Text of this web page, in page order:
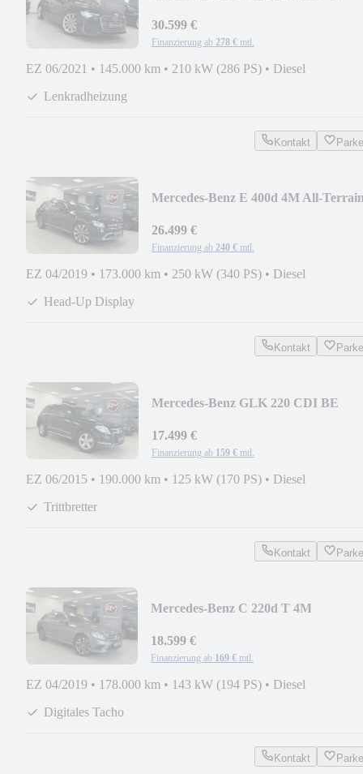
30.599 €
Finanzierung ab 278 € mtl.
EZ 06/2021 • 145.000 km • 210 kW (286 PS) • Diesel
Lenkradheizung
Kontakt
Mercedes-Benz E 400d 4M All-
26.499 €
Finanzierung ab 240 € mtl.
EZ 04/2019 • 173.000 km • 250 kW (340 PS) • Diesel
Head-Up Display
Kontakt
Mercedes-Benz GLK 220 CDI BE
Xenon*Leder
17.499 €
Finanzierung ab 159 € mtl.
EZ 06/2015 • 190.000 km • 125 kW (170 PS) • Diesel
Trittbretter
Kontakt
Mercedes-Benz C 220d T 4M
18.599 €
Finanzierung ab 169 € mtl.
EZ 04/2019 • 178.000 km • 143 kW (194 PS) • Diesel
Digitales Tacho
Kontakt